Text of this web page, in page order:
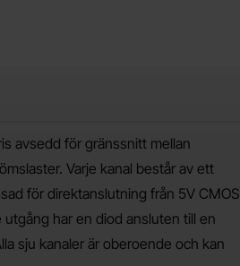
avsedd för gränssnitt mellan
Varje kanal består av ett
för direktanslutning från 5V CMOS
har en diod ansluten till en
sju kanaler är oberoende och kan